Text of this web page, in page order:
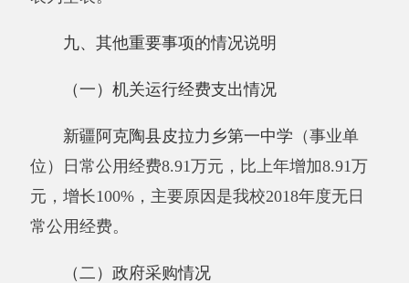
展预算绩效评教项目0个，共涉及资金0万元。预
算绩效管理取得成效：无。发现的问题及原因：
项目支出绩效自评表：无。
第三部分 专业名词解释
财政拨款收入：指同级财政当年拨付的资